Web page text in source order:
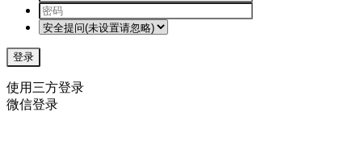
登录
使用三方登录
微信登录